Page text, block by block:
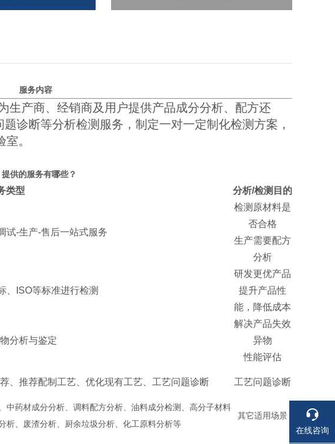
服务内容
生产商、经销商及用户提供产品成分分析、配方还
诊断等分析检测服务，制定一对一定制化检测方案，
。
提供的服务有哪些？
类型 分析/检测目的
试-生产-售后一站式服务
检测原材料是
否合格
生产需要配方
分析
、ISO等标准进行检测
研发更优产品
提升产品性
能，降低成本
分析与鉴定
解决产品失效
异物
性能评估
、推荐配制工艺、优化现有工艺、工艺问题诊断 工艺问题诊断
中药材成分分析、调料配方分析、油料成分检测、高分子材料
析、废渣分析、厨余垃圾分析、化工原料分析等
其它适用场景
在线咨询